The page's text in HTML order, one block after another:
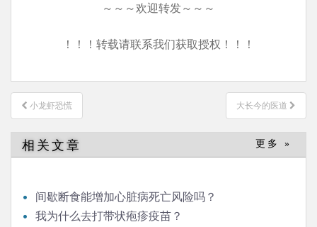
～～～欢迎转发～～～
！！！转载请联系我们获取授权！！！
文
章
导
航
小龙虾恐慌 大长今的医道
相关文章 更多 »
间歇断食能增加心脏病死亡风险吗？
我为什么去打带状疱疹疫苗？